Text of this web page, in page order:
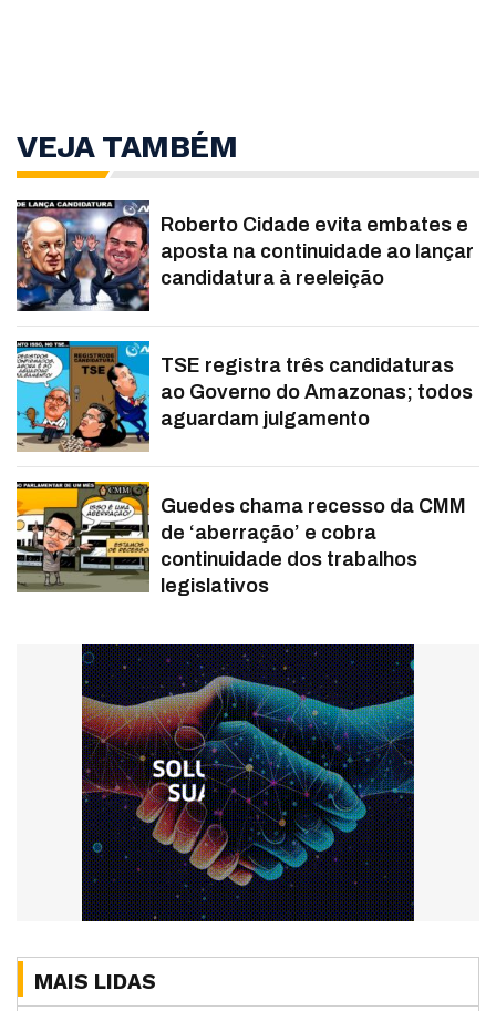
VEJA TAMBÉM
Roberto Cidade evita embates e
aposta na continuidade ao lançar
candidatura à reeleição
TSE registra três candidaturas
ao Governo do Amazonas; todos
aguardam julgamento
Guedes chama recesso da CMM
de ‘aberração’ e cobra
continuidade dos trabalhos
legislativos
MAIS LIDAS